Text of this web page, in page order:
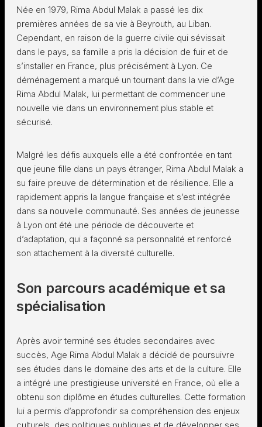
Née en 1979, Rima Abdul Malak a passé les dix
premières années de sa vie à Beyrouth, au Liban.
Cependant, en raison de la guerre civile qui sévissait
dans le pays, sa famille a pris la décision de fuir et de
s’installer en France, plus précisément à Lyon. Ce
déménagement a marqué un tournant dans la vie d’Age
Rima Abdul Malak, lui permettant de commencer une
nouvelle vie dans un environnement plus stable et
sécurisé.
Malgré les défis auxquels elle a été confrontée en tant
que jeune fille dans un pays étranger, Rima Abdul Malak a
su faire preuve de détermination et de résilience. Elle a
rapidement appris la langue française et s’est intégrée
dans sa nouvelle communauté. Ses années de jeunesse
à Lyon ont été une période de découverte et
d’adaptation, qui a façonné sa personnalité et renforcé
son attachement à la diversité culturelle.
Son parcours académique et sa
spécialisation
Après avoir terminé ses études secondaires avec
succès, Age Rima Abdul Malak a décidé de poursuivre
ses études dans le domaine des arts et de la culture. Elle
a intégré une prestigieuse université en France, où elle a
obtenu son diplôme en études culturelles. Cette formation
lui a permis d’approfondir sa compréhension des enjeux